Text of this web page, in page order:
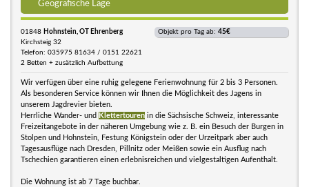
Geografische Lage
01848 Hohnstein, OT Ehrenberg
Kirchsteig 32
Telefon: 035975 81634 / 0151 22621
2 Betten + zusätzlich Aufbettung
Objekt pro Tag ab: 45€
Wir verfügen über eine ruhig gelegene Ferienwohnung für 2 bis 3 Personen.
Als besonderen Service können wir Ihnen die Möglichkeit des Jagens in
unserem Jagdrevier bieten.
Herrliche Wander- und Klettertouren in die Sächsische Schweiz, interessante
Freizeitangebote in der näheren Umgebung wie z. B. ein Besuch der Burgen in
Stolpen und Hohnstein, Festung Königstein oder der Urzeitpark aber auch
Tagesausflüge nach Dresden, Pillnitz oder Meißen sowie ein Ausflug nach
Tschechien garantieren einen erlebnisreichen und vielgestaltigen Aufenthalt.
Die Wohnung ist ab 7 Tage buchbar.